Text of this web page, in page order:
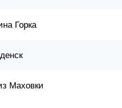
Горка
Маховки